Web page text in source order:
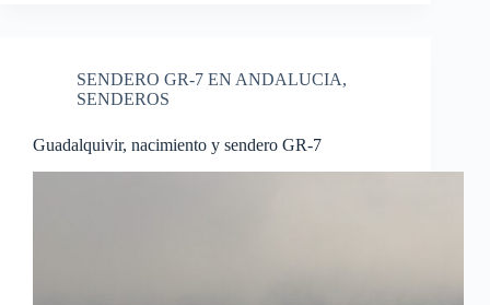
SENDERO GR-7 EN ANDALUCIA,
SENDEROS
Guadalquivir, nacimiento y sendero GR-7